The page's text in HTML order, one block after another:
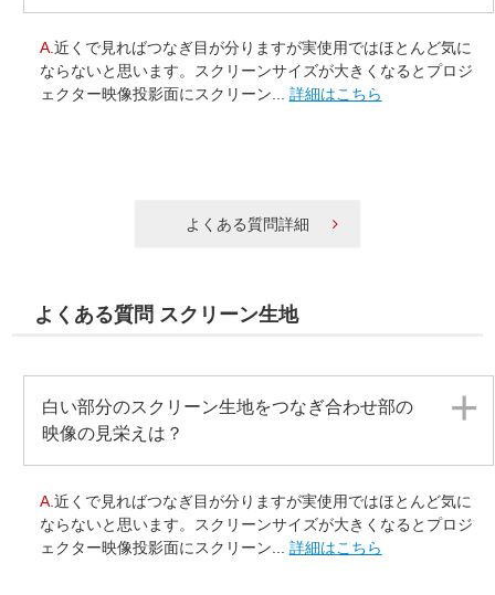
A. 近くで見ればつなぎ目が分りますが実使用ではほとんど気に
ならないと思います。スクリーンサイズが大きくなるとプロジ
ェクター映像投影面にスクリーン... 詳細はこちら
よくある質問詳細
よくある質問 スクリーン生地
白い部分のスクリーン生地をつなぎ合わせ部の
映像の見栄えは？
A. 近くで見ればつなぎ目が分りますが実使用ではほとんど気に
ならないと思います。スクリーンサイズが大きくなるとプロジ
ェクター映像投影面にスクリーン... 詳細はこちら